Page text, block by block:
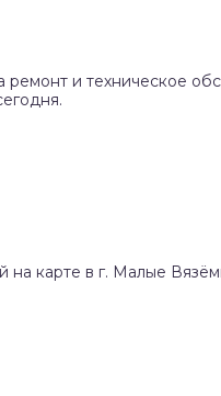
и техническое
на карте в г. Малые